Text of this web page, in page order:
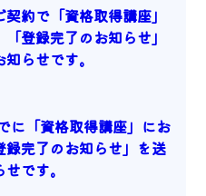
約で「資格取得講座」
登録完了のお知らせ」
らせです。
に「資格取得講座」にお
完了のお知らせ」を送
です。